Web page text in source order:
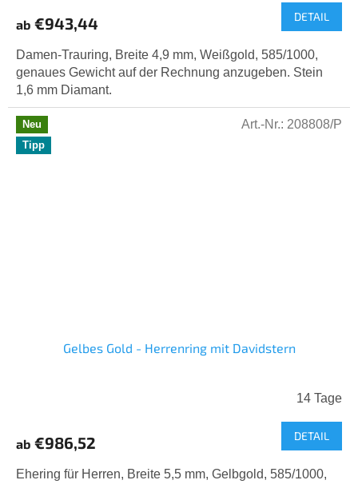
ab €943,44 DETAIL
Damen-Trauring, Breite 4,9 mm, Weißgold, 585/1000,
genaues Gewicht auf der Rechnung anzugeben. Stein
1,6 mm Diamant.
Neu
Tipp
Gelbes Gold - Herrenring mit Davidstern
14 Tage
ab €986,52 DETAIL
Ehering für Herren, Breite 5,5 mm, Gelbgold, 585/1000,
Art.-Nr.: 208808/P